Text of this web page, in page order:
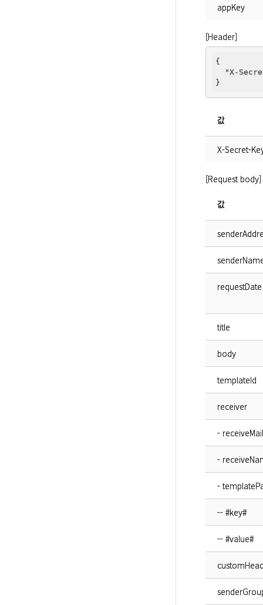
appKey
[Header]
{
"X-
값
X-Secret-
[Request body]
값
requestDate
title
body
templateId
receiver
-
-
-
-- #key#
-- #value#